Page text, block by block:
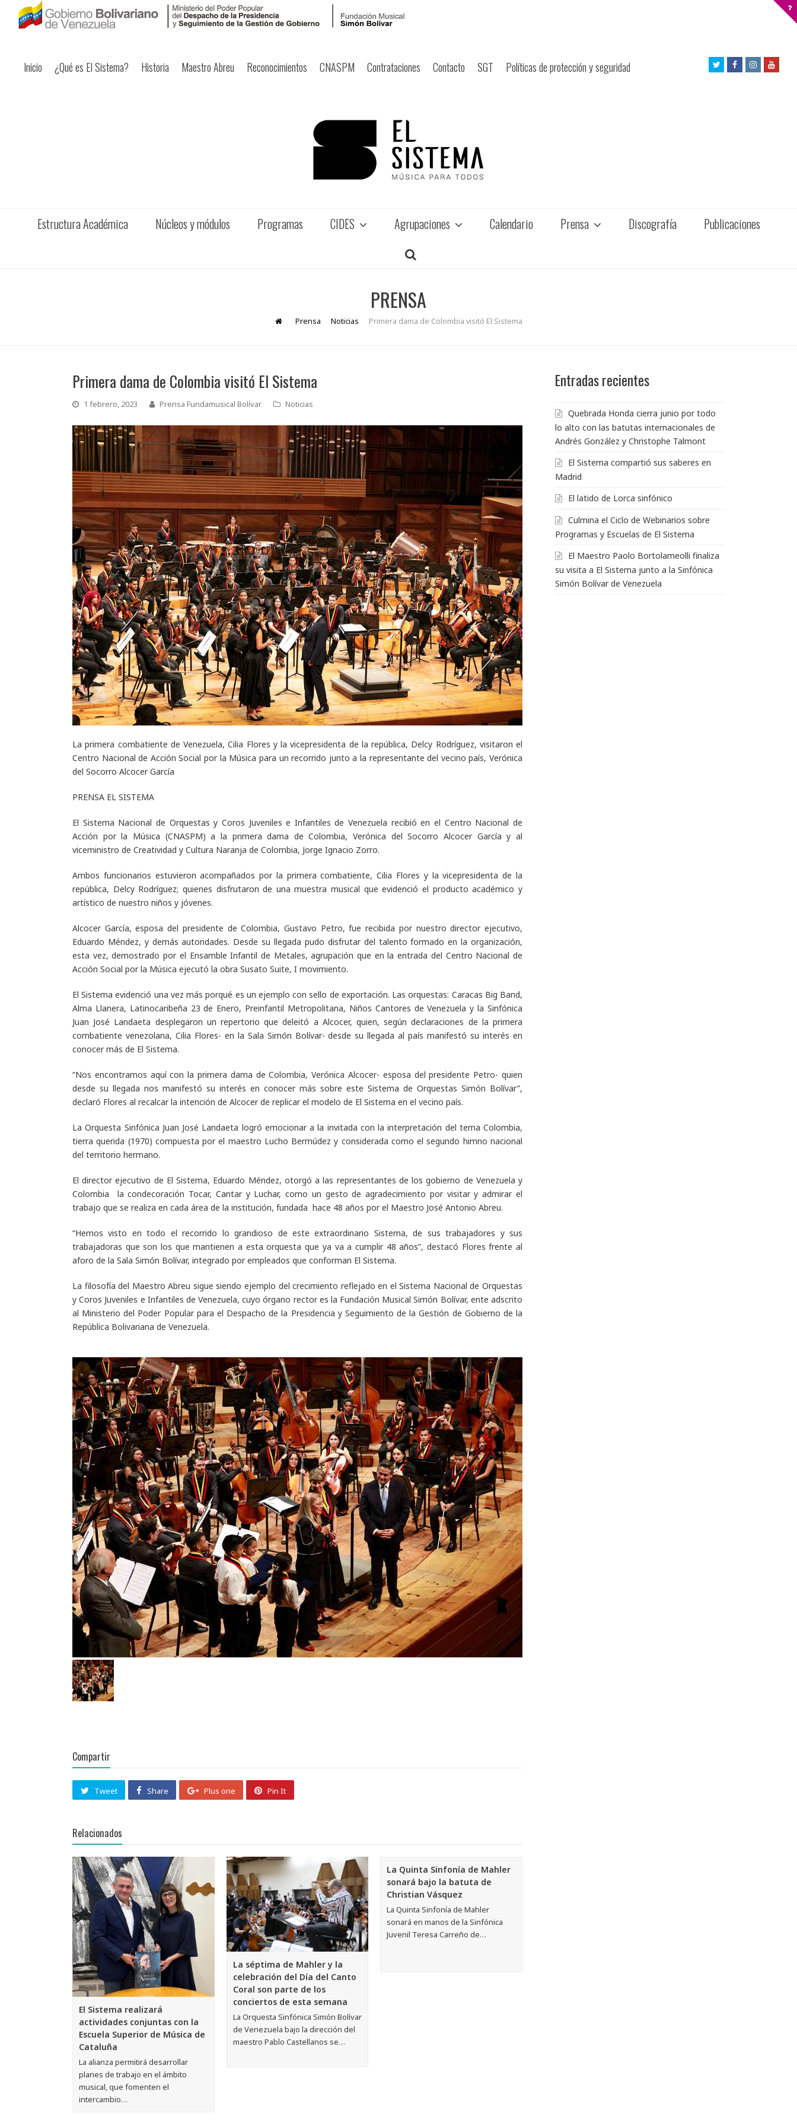
Inicio ¿Qué es El Sistema? Historia Maestro Abreu Reconocimientos CNASPM Contrataciones Contacto SGT Políticas de protección y seguridad
TwitterFacebookInstagram
Estructura Académica Núcleos y módulos Programas CIDES Agrupaciones Calendario Prensa Discografía Publicaciones
PRENSA
Prensa Noticias Primera dama de Colombia visitó El Sistema
Primera dama de Colombia visitó El Sistema
1 febrero, 2023 Prensa Fundamusical Bolívar Noticias
La primera combatiente de Venezuela, Cilia Flores y la vicepresidenta de la república, Delcy Rodríguez, visitaron el
Centro Nacional de Acción Social por la Música para un recorrido junto a la representante del vecino país, Verónica
del Socorro Alcocer García
PRENSA EL SISTEMA
El Sistema Nacional de Orquestas y Coros Juveniles e Infantiles de Venezuela recibió en el Centro Nacional de
Acción por la Música (CNASPM) a la primera dama de Colombia, Verónica del Socorro Alcocer García y al
viceministro de Creatividad y Cultura Naranja de Colombia, Jorge ​Ignacio Zorro.
Ambos funcionarios estuvieron acompañados por la primera combatiente, Cilia Flores y la vicepresidenta de la
república, Delcy Rodríguez; quienes disfrutaron de una muestra musical que evidenció el producto académico y
artístico de nuestro niños y jóvenes.
Alcocer García, esposa del presidente de Colombia, Gustavo Petro, fue recibida por nuestro director ejecutivo,
Eduardo Méndez, y demás autoridades. Desde su llegada pudo disfrutar del talento formado en la organización,
esta vez, demostrado por el Ensamble Infantil de Metales, agrupación que en la entrada del Centro Nacional de
Acción Social por la Música ejecutó la obra Susato Suite, I movimiento.
El Sistema evidenció una vez más porqué es un ejemplo con sello de exportación. Las orquestas: Caracas Big Band,
Alma Llanera, Latinocaribeña 23 de Enero, Preinfantil Metropolitana, Niños Cantores de Venezuela y la Sinfónica
Juan José Landaeta desplegaron un repertorio que deleitó a Alcocer, quien, según declaraciones de la primera
combatiente venezolana, Cilia Flores- en la Sala Simón Bolívar- desde su llegada al país manifestó su interés en
conocer más de El Sistema.
“Nos encontramos aquí con la primera dama de Colombia, Verónica Alcocer- esposa del presidente Petro- quien
desde su llegada nos manifestó su interés en conocer más sobre este Sistema de Orquestas Simón Bolívar”,
declaró Flores al recalcar la intención de Alcocer de replicar el modelo de El Sistema en el vecino país.
La Orquesta Sinfónica Juan José Landaeta logró emocionar a la invitada con la interpretación del tema Colombia,
tierra querida (1970) compuesta por el maestro Lucho Bermúdez y considerada como el segundo himno nacional
del territorio hermano.
El director ejecutivo de El Sistema, Eduardo Méndez, otorgó a las representantes de los gobierno de Venezuela y
Colombia la condecoración Tocar, Cantar y Luchar,como un gesto de agradecimiento por visitar y admirar el
trabajo que se realiza en cada área de la institución, fundada hace 48 años por el Maestro José Antonio Abreu.
“Hemos visto en todo el recorrido lo grandioso de este extraordinario Sistema, de sus trabajadores y sus
trabajadoras que son los que mantienen a esta orquesta que ya va a cumplir 48 años”, destacó Flores frente al
aforo de la Sala Simón Bolívar, integrado por empleados que conforman El Sistema.
La filosofía del Maestro Abreu sigue siendo ejemplo del crecimiento reflejado en el Sistema Nacional de Orquestas
y Coros Juveniles e Infantiles de Venezuela, cuyo órgano rector es la Fundación Musical Simón Bolívar, ente adscrito
al Ministerio del Poder Popular para el Despacho de la Presidencia y Seguimiento de la Gestión de Gobierno de la
República Bolivariana de Venezuela.
Compartir
Tweet Share Plus one Pin It
Relacionados
El Sistema realizará
actividades conjuntas con la
Escuela Superior de Música de
Cataluña
La alianza permitirá desarrollar
planes de trabajo en el ámbito
musical, que fomenten el
intercambio…
La séptima de Mahler y la
celebración del Día del Canto
Coral son parte de los
conciertos de esta semana
La Orquesta Sinfónica Simón Bolívar
de Venezuela bajo la dirección del
maestro Pablo Castellanos se…
La Quinta Sinfonía de Mahler
sonará bajo la batuta de
Christian Vásquez
La Quinta Sinfonía de Mahler
sonará en manos de la Sinfónica
Juvenil Teresa Carreño de…
Entradas recientes
Quebrada Honda cierra junio por todo
lo alto con las batutas internacionales de
Andrés González y Christophe Talmont
El Sistema compartió sus saberes en
Madrid
El latido de Lorca sinfónico
Culmina el Ciclo de Webinarios sobre
Programas y Escuelas de El Sistema
El Maestro Paolo Bortolameolli finaliza
su visita a El Sistema junto a la Sinfónica
Simón Bolívar de Venezuela